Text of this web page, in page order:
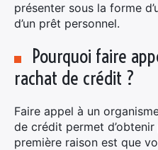
présenter sous la forme
d’un prêt personnel.
Pourquoi faire
rachat de crédit ?
Faire appel à un
de crédit permet
première raison est que